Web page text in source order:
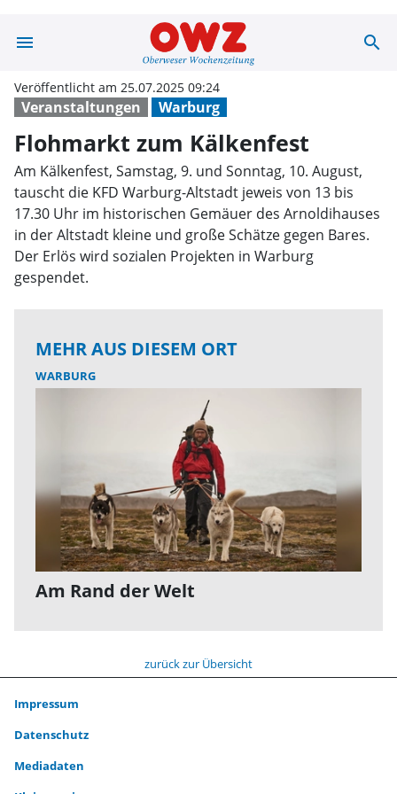
menu Flohmarkt zum
search
Veranstaltungen Warburg
Veröffentlicht am 25.07.2025 09:24
Flohmarkt zum Kälkenfest
Am Kälkenfest, Samstag, 9. und Sonntag, 10. August,
tauscht die KFD Warburg-Altstadt jeweis von 13 bis
17.30 Uhr im historischen Gemäuer des Arnoldihauses
in der Altstadt kleine und große Schätze gegen Bares.
Der Erlös wird sozialen Projekten in Warburg
gespendet.
MEHR AUS DIESEM ORT
WARBURG
Am Rand der Welt
zurück zur Übersicht
Impressum
Datenschutz
Mediadaten